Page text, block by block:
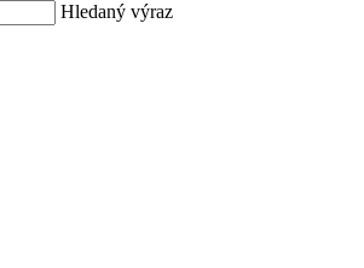
Hledaný výraz